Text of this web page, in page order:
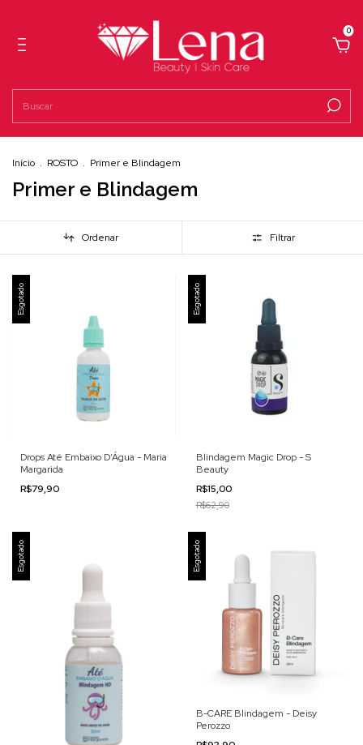
0
Início . ROSTO . Primer e Blindagem
Primer e Blindagem
Ordenar Filtrar
Esgotado
Drops Até Embaixo D’Água - Maria
Margarida
R$79,90
Esgotado
Blindagem Magic Drop - S
Beauty
R$15,00
R$62,90
Esgotado Esgotado
B-CARE Blindagem - Deisy
Perozzo